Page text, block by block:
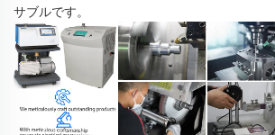
サブルです。